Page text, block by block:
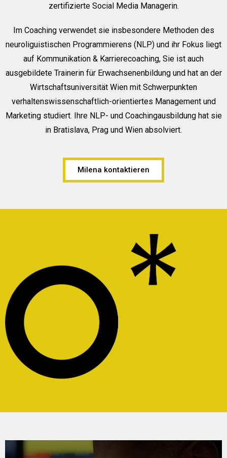
zertifizierte Social Media Managerin.
Im Coaching verwendet sie insbesondere Methoden des
neuroliguistischen Programmierens (NLP) und ihr Fokus liegt
auf Kommunikation & Karrierecoaching, Sie ist auch
ausgebildete Trainerin für Erwachsenenbildung und hat an der
Wirtschaftsuniversität Wien mit Schwerpunkten
verhaltenswissenschaftlich-orientiertes Management und
Marketing studiert. Ihre NLP- und Coachingausbildung hat sie
in Bratislava, Prag und Wien absolviert.
Milena kontaktieren